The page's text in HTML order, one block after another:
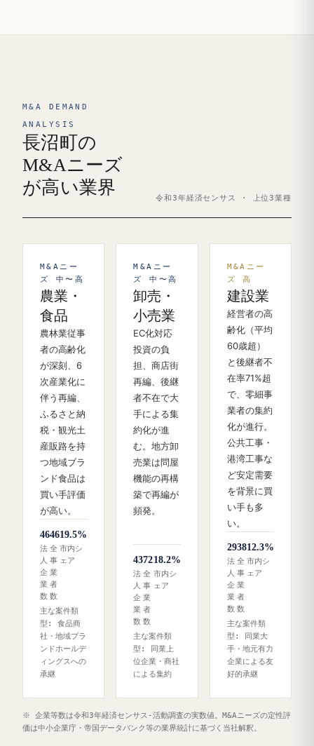
M&A DEMAND
ANALYSIS
長沼町の
M&Aニーズ
が高い業界
令和3年経済センサス · 上位3業種
M&Aニー
ズ 中〜高
農業・
食品
農林業従事
者の高齢化
が深刻、6
次産業化に
伴う再編、
ふるさと納
税・観光土
産販路を持
つ地域ブラ
ンド食品は
買い手評価
が高い。
46
法
人
企
業
数
46
全
事
業
者
数
19.5%
市内シ
ェア
主な案件類
型: 食品商
社・地域ブラ
ンドホールデ
ィングスへの
承継
M&Aニー
ズ 中〜高
卸売・
小売業
EC化対応
投資の負
担、商店街
再編、後継
者不在で大
手による集
約化が進
む。地方卸
売業は問屋
機能の再構
築で再編が
頻発。
43
法
人
企
業
数
72
全
事
業
者
数
18.2%
市内シ
ェア
主な案件類
型: 同業上
位企業・商社
による集約
M&Aニー
ズ 高
建設業
経営者の高
齢化（平均
60歳超）
と後継者不
在率71%超
で、零細事
業者の集約
化が進行。
公共工事・
港湾工事な
ど安定需要
を背景に買
い手も多
い。
29
法
人
企
業
数
38
全
事
業
者
数
12.3%
市内シ
ェア
主な案件類
型: 同業大
手・地元有力
企業による友
好的承継
※ 企業等数は令和3年経済センサス‐活動調査の実数値。M&Aニーズの定性評
価は中小企業庁・帝国データバンク等の業界統計に基づく当社解釈。